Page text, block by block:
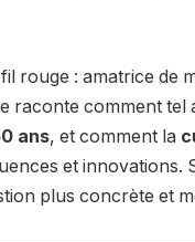
rouge : amatrice de
raconte comment tel
ans, et comment la
et innovations.
plus concrète et